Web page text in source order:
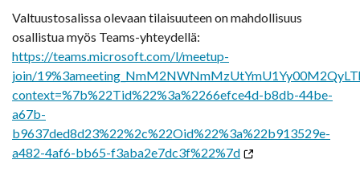
Valtuustosalissa olevaan tilaisuuteen on mahdollisuus
osallistua myös Teams-yhteydellä:
https://teams.microsoft.com/l/meetup-
join/
context=%7b%22Tid%22%3a%2266efce4d-b8db-44be-
a67b-
b9637ded8d23%22%2c%22Oid%22%3a%22b913529e-
a482-4af6-bb65-f3aba2e7dc3f%22%7d